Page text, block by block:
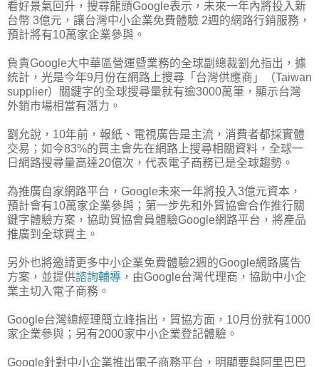
看好景氣回升，搜尋龍頭Google表示，未來一年內將投入新
台幣 3億元，讓台灣中小企業免費體驗 2週的網路行銷服務，
預計將有10萬家企業參與。
負責Google大中華區營運暨業務的全球副總裁劉允指出，據
統計，光是今年9月份在網路上搜尋「台灣供應商」（Taiwan
supplier）關鍵字的全球搜尋量就有逾3000萬筆，顯示台灣
外銷市場相當有潛力。
劉允說，10年前，報紙、電視廣告是主流，消費者都採實體
交易；如今83%的買主會先在網路上搜尋相關資料，全球一
日網路搜尋量高達20億次，代表電子商務已是全球趨勢。
為推廣自家網路平台，Google未來一年將投入3億元資本，
預計會有10萬家企業參與；第一步先和外貿協會合作推行關
鍵字體驗方案，協助貿協會員體驗Google網路平台，將產品
推廣到全球買主。
另外也將邀請更多中小企業免費體驗2週的Google網路廣告
方案，並提供諮詢輔導 ，由Google台灣代理商，協助中小企
業主切入電子商務。
Google台灣總經理簡立峰指出，貿協方面，10月份就有1000
家企業參與；另有2000家中小企業登記體驗。
Google針對中小企業推出電子商務平台，明顯要與阿里巴巴